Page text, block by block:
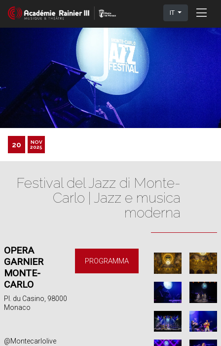
IT
20
NOV
2025
Festival del Jazz di Monte-
Carlo | Jazz e musica
moderna
OPERA
GARNIER
MONTE-
CARLO
Pl. du Casino, 98000
Monaco
@Montecarlolive
PROGRAMMA